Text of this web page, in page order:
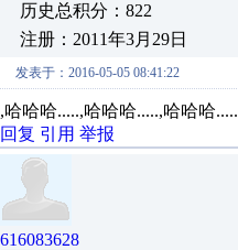
历史总积分：822
注册：2011年3月29日
发表于：2016-05-05 08:41:22
,哈哈哈.....,哈哈哈.....,哈哈哈.....
回复 引用 举报
616083628